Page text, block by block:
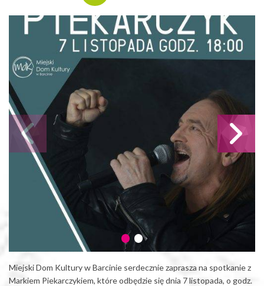
Miejski Dom Kultury w Barcinie serdecznie zaprasza na spotkanie z
Markiem Piekarczykiem, które odbędzie się dnia 7 listopada, o godz.